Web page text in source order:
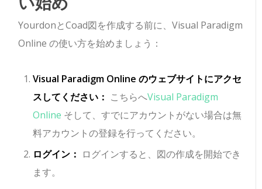
YourdonとCoad図を作成する前に、Visual Paradigm
Online の使い方を始めましょう：
Visual Paradigm Online のウェブサイトにアクセ
スしてください： こちらへVisual Paradigm
Online そして、すでにアカウントがない場合は無
料アカウントの登録を行ってください。
ログイン： ログインすると、図の作成を開始でき
ます。